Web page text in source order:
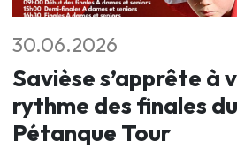
30.06.2026
Savièse s’apprête à
rythme des finales
Pétanque Tour